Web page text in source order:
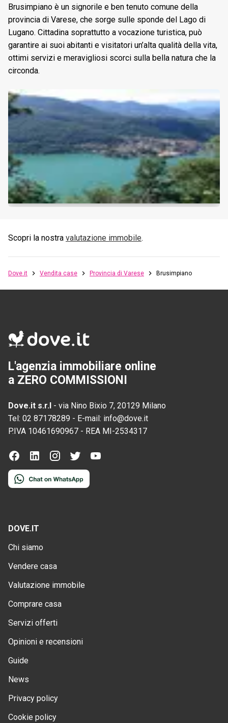
Brusimpiano è un signorile e ben tenuto comune della
provincia di Varese, che sorge sulle sponde del Lago di
Lugano. Cittadina soprattutto a vocazione turistica, può
garantire ai suoi abitanti e visitatori un’alta qualità della vita,
ottimi servizi e meravigliosi scorci sulla bella natura che la
circonda.
Scopri la nostra valutazione immobile.
Dove.it Vendita case Provincia di Varese Brusimpiano
L'agenzia immobiliare online
a ZERO COMMISSIONI
Dove.it s.r.l - via Nino Bixio 7, 20129 Milano
Tel: 02 87178289 - E-mail: info@dove.it
P.IVA 10461690967 - REA MI-2534317
DOVE.IT
Chi siamo
Vendere casa
Valutazione immobile
Comprare casa
Servizi offerti
Opinioni e recensioni
Guide
News
Privacy policy
Cookie policy